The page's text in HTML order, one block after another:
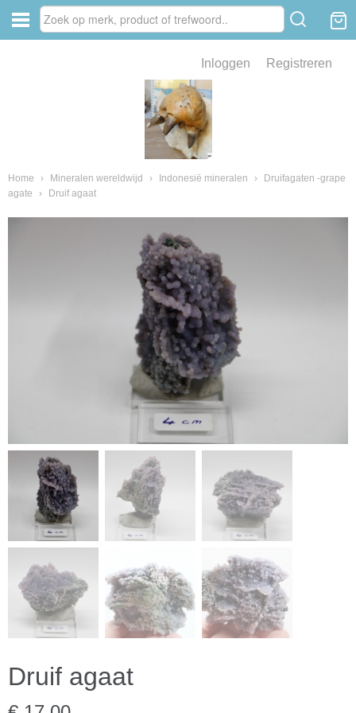
Inloggen Registreren
Home › Mineralen wereldwijd › Indonesië mineralen ›
Druifagaten -grape
agate
› Druif agaat
Druif agaat
van fossielen en mineralen